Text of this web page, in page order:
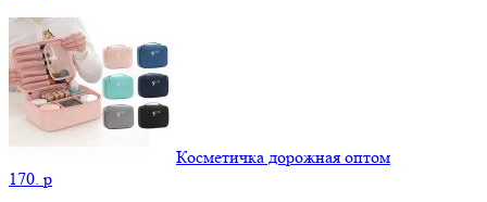
Косметичка дорожная оптом
170. p